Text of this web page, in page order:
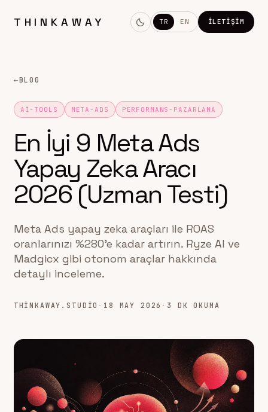
THINKAWAY TR EN İLETIŞIM
←BLOG
AI-TOOLS META-ADS PERFORMANS-PAZARLAMA
En İyi 9 Meta Ads
Yapay Zeka Aracı
2026 (Uzman Testi)
Meta Ads yapay zeka araçları ile ROAS
oranlarınızı %280'e kadar artırın. Ryze AI ve
Madgicx gibi otonom araçlar hakkında
detaylı inceleme.
THINKAWAY.STUDIO · 18 MAY 2026 · 3 DK OKUMA